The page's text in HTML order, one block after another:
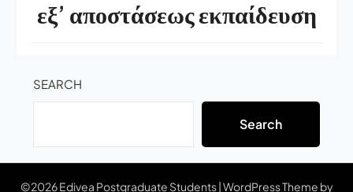
εξ’ αποστάσεως εκπαίδευση
SEARCH
Search
©2026 Edivea Postgraduate Students| WordPress Theme by